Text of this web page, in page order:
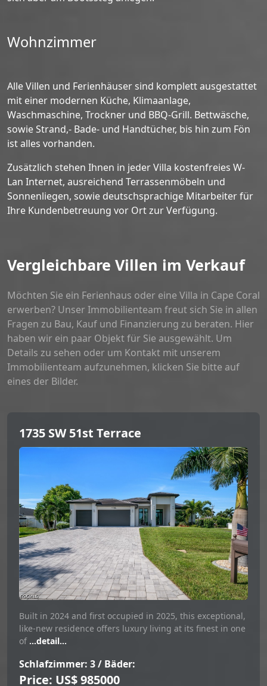
Wohnzimmer
Alle Villen und Ferienhäuser sind komplett ausgestattet
mit einer modernen Küche, Klimaanlage,
Waschmaschine, Trockner und BBQ-Grill. Bettwäsche,
sowie Strand,- Bade- und Handtücher, bis hin zum Fön
ist alles vorhanden.
Zusätzlich stehen Ihnen in jeder Villa kostenfreies W-
Lan Internet, ausreichend Terrassenmöbeln und
Sonnenliegen, sowie deutschsprachige Mitarbeiter für
Ihre Kundenbetreuung vor Ort zur Verfügung.
Vergleichbare Villen im Verkauf
Möchten Sie ein Ferienhaus oder eine Villa in Cape Coral
erwerben? Unser Immobilienteam freut sich Sie in allen
Fragen zu Bau, Kauf und Finanzierung zu beraten. Hier
haben wir ein paar Objekt für Sie ausgewählt. Um
Details zu sehen oder um Kontakt mit unserem
Immobilienteam aufzunehmen, klicken Sie bitte auf
eines der Bilder.
1735 SW 51st Terrace
Built in 2024 and first occupied in 2025, this exceptional,
like-new residence offers luxury living at its finest in one
of ...detail...
Schlafzimmer: 3 / Bäder:
Price: US$ 985000